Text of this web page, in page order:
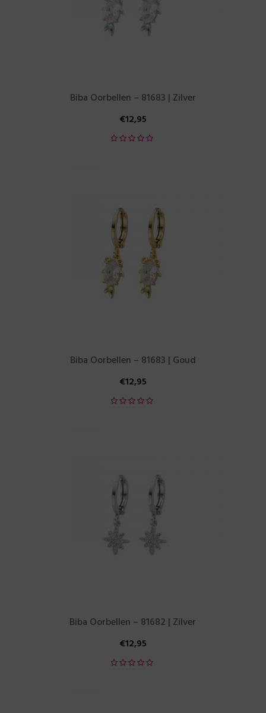
Biba Oorbellen – 81683 | Zilver
€12,95
Biba Oorbellen – 81683 | Goud
€12,95
Biba Oorbellen – 81682 | Zilver
€12,95